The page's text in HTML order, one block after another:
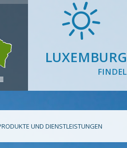
LUXEMBURG
FINDEL
UND DIENSTLEISTUNGEN